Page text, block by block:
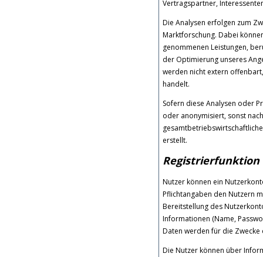
Vertragspartner,
Die Analysen erfolgen zum
Marktforschung. Dabei
genommenen Leistungen,
der Optimierung unseres
werden nicht extern
handelt.
Sofern diese Analysen oder
oder anonymisiert, sonst
erstellt.
Registrierfunktion
Nutzer können ein
Pflichtangaben den Nutzern
Bereitstellung des
Informationen (Name,
Daten werden für die
Die Nutzer können über